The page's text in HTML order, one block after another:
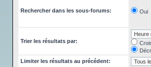
Rechercher dans les sous-forums: Oui
Trier les résultats par:
Limiter les résultats au précédent: